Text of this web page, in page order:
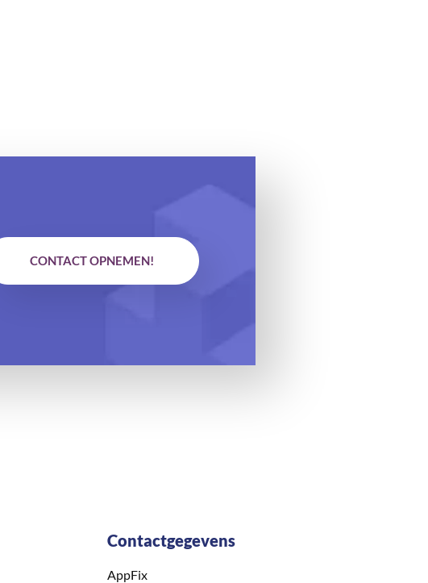
CONTACT OPNEMEN!
Contactgegevens
AppFix